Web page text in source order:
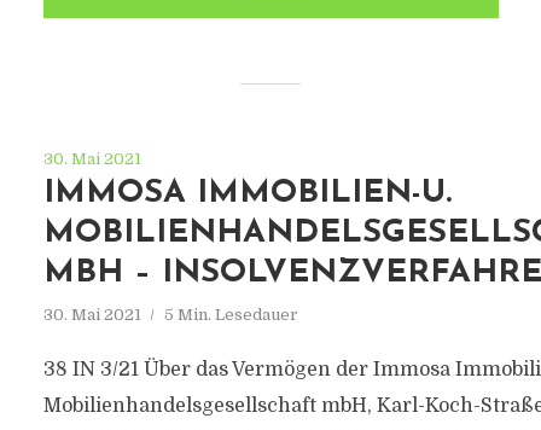
30. Mai 2021
IMMOSA IMMOBILIEN-U.
MBH –
30. Mai 2021 5 Min. Lesedauer
38 IN 3/21 Über das Vermögen der Immosa
Mobilienhandelsgesellschaft mbH, Karl-Koch-